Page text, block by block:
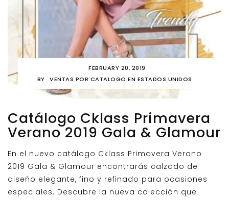
FEBRUARY 20, 2019
BY
VENTAS POR CATALOGO EN ESTADOS UNIDOS
Catálogo Cklass Primavera
Verano 2019 Gala & Glamour
En el nuevo catálogo Cklass Primavera Verano
2019 Gala & Glamour encontrarás calzado de
diseño elegante, fino y refinado para ocasiones
especiales. Descubre la nueva colección que